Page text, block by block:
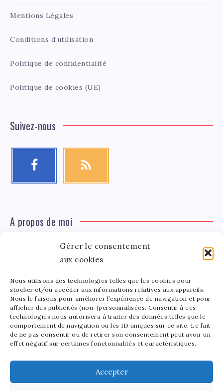
Gérer le consentement
aux cookies
Nous utilisons des technologies telles que les cookies pour
stocker et/ou accéder aux informations relatives aux appareils.
Nous le faisons pour améliorer l’expérience de navigation et pour
afficher des publicités (non-)personnalisées. Consentir à ces
technologies nous autorisera à traiter des données telles que le
comportement de navigation ou les ID uniques sur ce site. Le fait
de ne pas consentir ou de retirer son consentement peut avoir un
effet négatif sur certaines fonctonnalités et caractéristiques.
Accepter
Mentions Légales
Conditions d’utilisation
Politique de confidentialité
Politique de cookies (UE)
Suivez-nous
A propos de moi
Tinger
Léa Tinger
Fondatrice
Fondatrice de FortunedeStar.com, je fusionne ma
passion pour les cultures et l'économie des célébrités.
Entre la gestion de mon site et la poterie, je trouve le
bonheur dans l'équilibre de mes activités. Mère d'un
bout de chou de 5 ans, je partage avec lui l'amour de
l'art sous toutes ses formes.